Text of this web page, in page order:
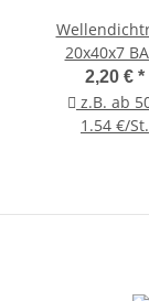
20x40x7
2,20 € *
z.B. ab
1.54 €/St.